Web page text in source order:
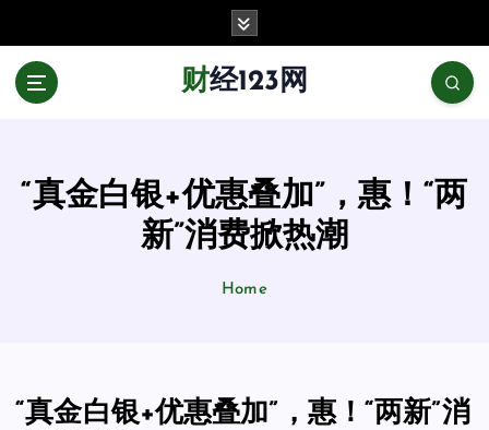
财经123网
“真金白银+优惠叠加”，惠！“两
新”消费掀热潮
Home
“真金白银+优惠叠加”，惠！“两新”消